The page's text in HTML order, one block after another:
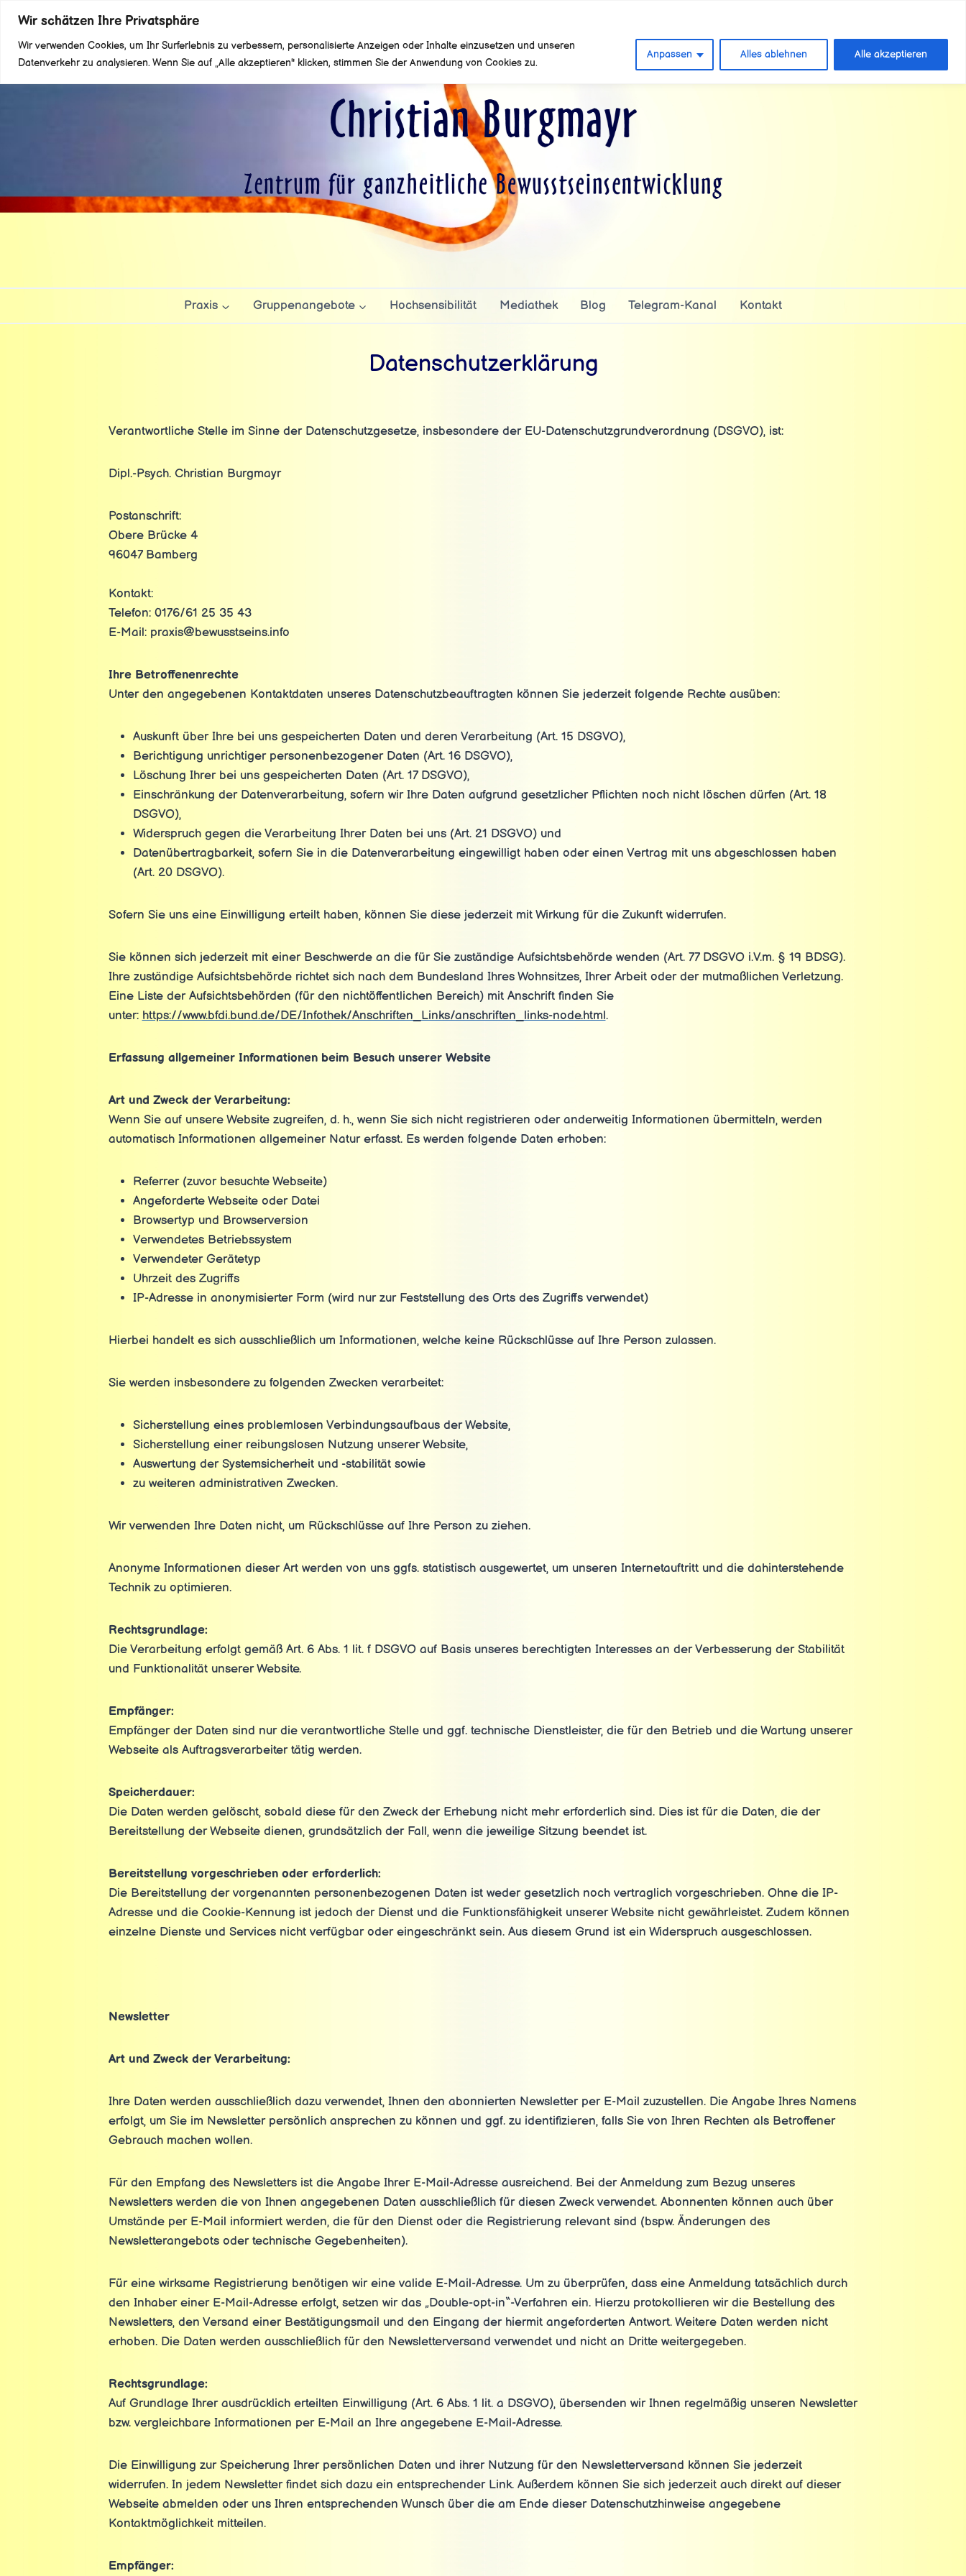
Wir schätzen Ihre Privatsphäre
Wir verwenden Cookies, um Ihr Surferlebnis zu verbessern, personalisierte Anzeigen oder Inhalte einzusetzen und unseren
Datenverkehr zu analysieren. Wenn Sie auf „Alle akzeptieren" klicken, stimmen Sie der Anwendung von Cookies zu.
Anpassen Alles ablehnen Alle akzeptieren
Inhalt
springen
Praxis Gruppenangebote Hochsensibilität Mediathek Blog Telegram-Kanal Kontakt
Datenschutzerklärung
Verantwortliche Stelle im Sinne der Datenschutzgesetze, insbesondere der EU-Datenschutzgrundverordnung (DSGVO), ist:
Dipl.-Psych. Christian Burgmayr
Postanschrift:
Obere Brücke 4
96047 Bamberg
Kontakt:
Telefon: 0176/61 25 35 43
E-Mail: praxis@bewusstseins.info
Ihre Betroffenenrechte
Unter den angegebenen Kontaktdaten unseres Datenschutzbeauftragten können Sie jederzeit folgende Rechte ausüben:
Auskunft über Ihre bei uns gespeicherten Daten und deren Verarbeitung (Art. 15 DSGVO),
Berichtigung unrichtiger personenbezogener Daten (Art. 16 DSGVO),
Löschung Ihrer bei uns gespeicherten Daten (Art. 17 DSGVO),
Einschränkung der Datenverarbeitung, sofern wir Ihre Daten aufgrund gesetzlicher Pflichten noch nicht löschen dürfen (Art. 18
DSGVO),
Widerspruch gegen die Verarbeitung Ihrer Daten bei uns (Art. 21 DSGVO) und
Datenübertragbarkeit, sofern Sie in die Datenverarbeitung eingewilligt haben oder einen Vertrag mit uns abgeschlossen haben
(Art. 20 DSGVO).
Sofern Sie uns eine Einwilligung erteilt haben, können Sie diese jederzeit mit Wirkung für die Zukunft widerrufen.
Sie können sich jederzeit mit einer Beschwerde an die für Sie zuständige Aufsichtsbehörde wenden (Art. 77 DSGVO i.V.m. § 19 BDSG).
Ihre zuständige Aufsichtsbehörde richtet sich nach dem Bundesland Ihres Wohnsitzes, Ihrer Arbeit oder der mutmaßlichen Verletzung.
Eine Liste der Aufsichtsbehörden (für den nichtöffentlichen Bereich) mit Anschrift finden Sie
unter: https://www.bfdi.bund.de/DE/Infothek/Anschriften_Links/anschriften_links-node.html.
Erfassung allgemeiner Informationen beim Besuch unserer Website
Art und Zweck der Verarbeitung:
Wenn Sie auf unsere Website zugreifen, d. h., wenn Sie sich nicht registrieren oder anderweitig Informationen übermitteln, werden
automatisch Informationen allgemeiner Natur erfasst. Es werden folgende Daten erhoben:
Referrer (zuvor besuchte Webseite)
Angeforderte Webseite oder Datei
Browsertyp und Browserversion
Verwendetes Betriebssystem
Verwendeter Gerätetyp
Uhrzeit des Zugriffs
IP-Adresse in anonymisierter Form (wird nur zur Feststellung des Orts des Zugriffs verwendet)
Hierbei handelt es sich ausschließlich um Informationen, welche keine Rückschlüsse auf Ihre Person zulassen.
Sie werden insbesondere zu folgenden Zwecken verarbeitet:
Sicherstellung eines problemlosen Verbindungsaufbaus der Website,
Sicherstellung einer reibungslosen Nutzung unserer Website,
Auswertung der Systemsicherheit und -stabilität sowie
zu weiteren administrativen Zwecken.
Wir verwenden Ihre Daten nicht, um Rückschlüsse auf Ihre Person zu ziehen.
Anonyme Informationen dieser Art werden von uns ggfs. statistisch ausgewertet, um unseren Internetauftritt und die dahinterstehende
Technik zu optimieren.
Rechtsgrundlage:
Die Verarbeitung erfolgt gemäß Art. 6 Abs. 1 lit. f DSGVO auf Basis unseres berechtigten Interesses an der Verbesserung der Stabilität
und Funktionalität unserer Website.
Empfänger:
Empfänger der Daten sind nur die verantwortliche Stelle und ggf. technische Dienstleister, die für den Betrieb und die Wartung unserer
Webseite als Auftragsverarbeiter tätig werden.
Speicherdauer:
Die Daten werden gelöscht, sobald diese für den Zweck der Erhebung nicht mehr erforderlich sind. Dies ist für die Daten, die der
Bereitstellung der Webseite dienen, grundsätzlich der Fall, wenn die jeweilige Sitzung beendet ist.
Bereitstellung vorgeschrieben oder erforderlich:
Die Bereitstellung der vorgenannten personenbezogenen Daten ist weder gesetzlich noch vertraglich vorgeschrieben. Ohne die IP-
Adresse und die Cookie-Kennung ist jedoch der Dienst und die Funktionsfähigkeit unserer Website nicht gewährleistet. Zudem können
einzelne Dienste und Services nicht verfügbar oder eingeschränkt sein. Aus diesem Grund ist ein Widerspruch ausgeschlossen.
Newsletter
Art und Zweck der Verarbeitung:
Ihre Daten werden ausschließlich dazu verwendet, Ihnen den abonnierten Newsletter per E-Mail zuzustellen. Die Angabe Ihres Namens
erfolgt, um Sie im Newsletter persönlich ansprechen zu können und ggf. zu identifizieren, falls Sie von Ihren Rechten als Betroffener
Gebrauch machen wollen.
Für den Empfang des Newsletters ist die Angabe Ihrer E-Mail-Adresse ausreichend. Bei der Anmeldung zum Bezug unseres
Newsletters werden die von Ihnen angegebenen Daten ausschließlich für diesen Zweck verwendet. Abonnenten können auch über
Umstände per E-Mail informiert werden, die für den Dienst oder die Registrierung relevant sind (bspw. Änderungen des
Newsletterangebots oder technische Gegebenheiten).
Für eine wirksame Registrierung benötigen wir eine valide E-Mail-Adresse. Um zu überprüfen, dass eine Anmeldung tatsächlich durch
den Inhaber einer E-Mail-Adresse erfolgt, setzen wir das „Double-opt-in“-Verfahren ein. Hierzu protokollieren wir die Bestellung des
Newsletters, den Versand einer Bestätigungsmail und den Eingang der hiermit angeforderten Antwort. Weitere Daten werden nicht
erhoben. Die Daten werden ausschließlich für den Newsletterversand verwendet und nicht an Dritte weitergegeben.
Rechtsgrundlage:
Auf Grundlage Ihrer ausdrücklich erteilten Einwilligung (Art. 6 Abs. 1 lit. a DSGVO), übersenden wir Ihnen regelmäßig unseren Newsletter
bzw. vergleichbare Informationen per E-Mail an Ihre angegebene E-Mail-Adresse.
Die Einwilligung zur Speicherung Ihrer persönlichen Daten und ihrer Nutzung für den Newsletterversand können Sie jederzeit
widerrufen. In jedem Newsletter findet sich dazu ein entsprechender Link. Außerdem können Sie sich jederzeit auch direkt auf dieser
Webseite abmelden oder uns Ihren entsprechenden Wunsch über die am Ende dieser Datenschutzhinweise angegebene
Kontaktmöglichkeit mitteilen.
Empfänger: